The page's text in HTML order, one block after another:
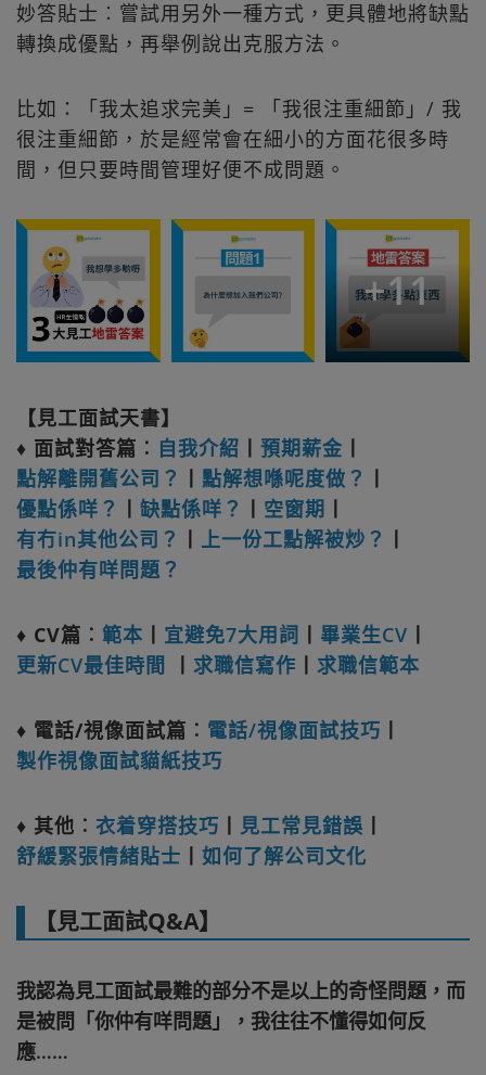
妙答貼士︰嘗試用另外一種方式，更具體地將缺點
轉換成優點，再舉例說出克服方法。
比如：「我太追求完美」= 「我很注重細節」/ 我
很注重細節，於是經常會在細小的方面花很多時
間，但只要時間管理好便不成問題。
+11
【見工面試天書】
♦ 面試對答篇︰ 自我介紹 丨 預期薪金 丨
點解離開舊公司？ 丨 點解想喺呢度做？ 丨
優點係咩？ 丨 缺點係咩？ 丨 空窗期 丨
有冇in其他公司？ 丨 上一份工點解被炒？ 丨
最後仲有咩問題？
♦ CV篇︰ 範本 丨 宜避免7大用詞 丨 畢業生CV 丨
更新CV最佳時間 丨 求職信寫作 丨 求職信範本
♦ 電話/視像面試篇︰ 電話/視像面試技巧 丨
製作視像面試貓紙技巧
♦ 其他︰ 衣着穿搭技巧 丨 見工常見錯誤 丨
舒緩緊張情緒貼士 丨 如何了解公司文化
【見工面試Q&A】
我認為見工面試最難的部分不是以上的奇怪問題，而
是被問「你仲有咩問題」，我往往不懂得如何反
應……